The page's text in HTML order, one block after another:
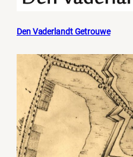
Den Vaderlandt Getrouwe